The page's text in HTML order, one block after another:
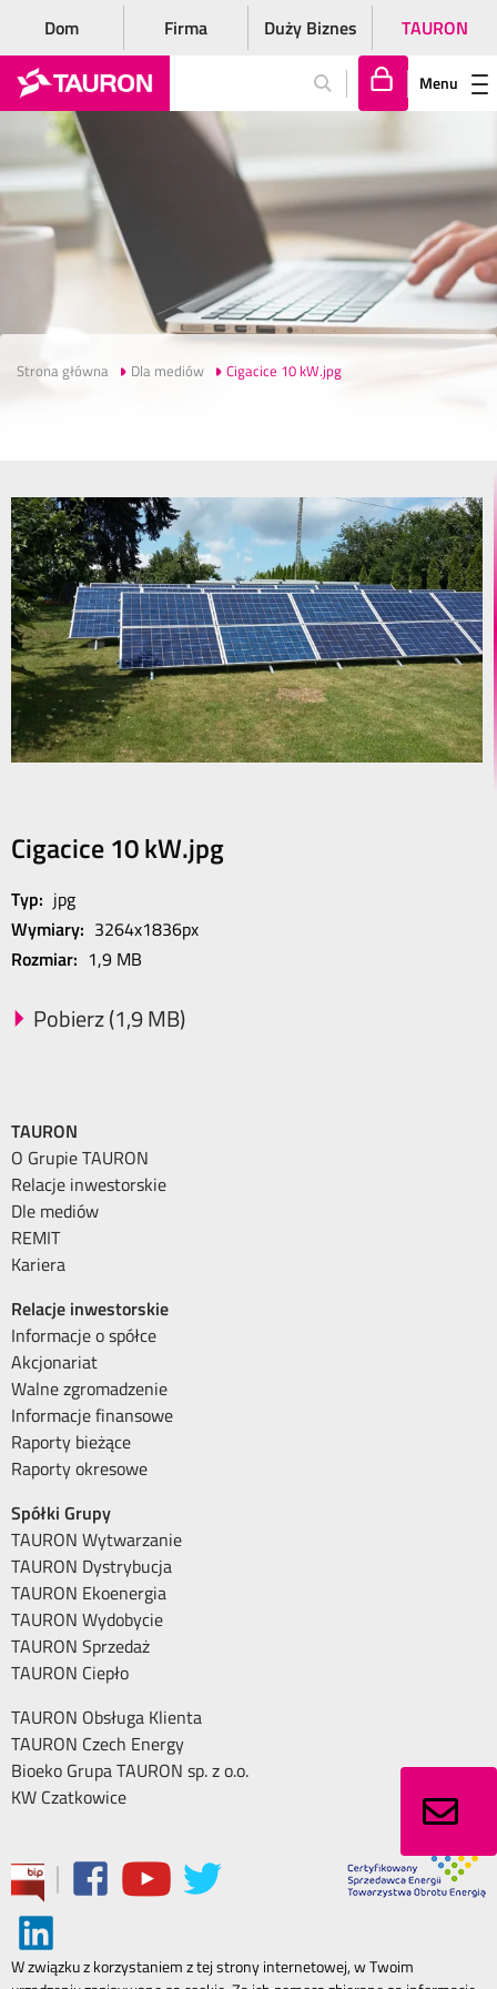
Dom Firma Duży Biznes TAURON
lo
gu
j
si
ę
Menu
Strona główna Dla mediów Cigacice 10 kW.jpg
Cigacice 10 kW.jpg
Typ: jpg
Wymiary: 3264x1836px
Rozmiar: 1,9 MB
Pobierz (1,9 MB)
TAURON
O Grupie TAURON
Relacje inwestorskie
Dle mediów
REMIT
Kariera
Relacje inwestorskie
Informacje o spółce
Akcjonariat
Walne zgromadzenie
Informacje finansowe
Raporty bieżące
Raporty okresowe
Spółki Grupy
TAURON Wytwarzanie
TAURON Dystrybucja
TAURON Ekoenergia
TAURON Wydobycie
TAURON Sprzedaż
TAURON Ciepło
TAURON Obsługa Klienta
TAURON Czech Energy
Bioeko Grupa TAURON sp. z o.o.
KW Czatkowice
|
W związku z korzystaniem z tej strony internetowej, w Twoim